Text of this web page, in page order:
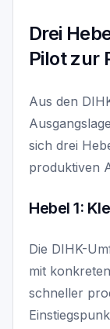
Drei
Pilot zur
Aus den
sich drei
produktiven
Hebel 1:
Die DIHK-
mit
schneller